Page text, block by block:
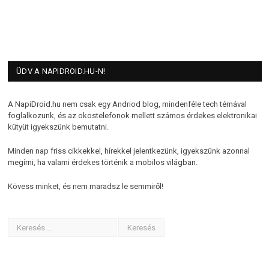
ÜDV A NAPIDROID.HU-N!
A NapiDroid.hu nem csak egy Andriod blog, mindenféle tech témával
foglalkozunk, és az okostelefonok mellett számos érdekes elektronikai
kütyüt igyekszünk bemutatni.
Minden nap friss cikkekkel, hírekkel jelentkezünk, igyekszünk azonnal
megírni, ha valami érdekes történik a mobilos világban.
Kövess minket, és nem maradsz le semmiről!